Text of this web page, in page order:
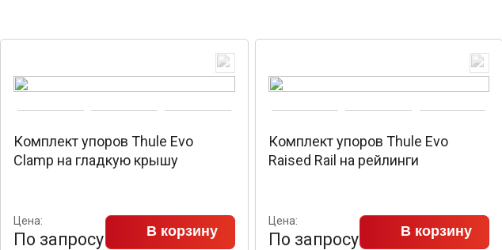
Комплект упоров Thule Evo
Clamp на гладкую крышу
Цена:
По запросу В корзину
Комплект упоров Thule Evo
Raised Rail на рейлинги
Цена:
По запросу В корзину